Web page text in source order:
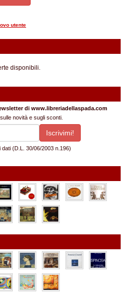
utente
disponibili.
di www.libreriadellaspada.com
novità e sugli sconti.
(D.L. 30/06/2003 n.196)